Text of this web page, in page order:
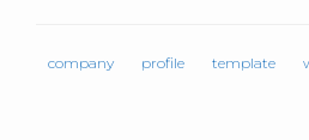
company profile template